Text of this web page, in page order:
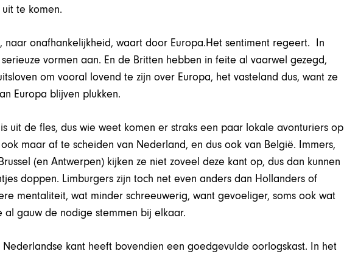
te komen.
naar onafhankelijkheid, waart door Europa.Het sentiment regeert. In
vormen aan. En de Britten hebben in feite al vaarwel gezegd,
om vooral lovend te zijn over Europa, het vasteland dus, want ze
Europa blijven plukken.
uit de fles, dus wie weet komen er straks een paar lokale avonturiers op
maar af te scheiden van Nederland, en dus ook van België. Immers,
(en Antwerpen) kijken ze niet zoveel deze kant op, dus dan kunnen
doppen. Limburgers zijn toch net even anders dan Hollanders of
mentaliteit, wat minder schreeuwerig, want gevoeliger, soms ook wat
al gauw de nodige stemmen bij elkaar.
Nederlandse kant heeft bovendien een goedgevulde oorlogskast. In het